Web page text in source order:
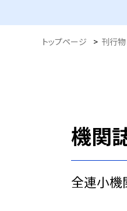
トップページ > 刊行物
機関
全連小機